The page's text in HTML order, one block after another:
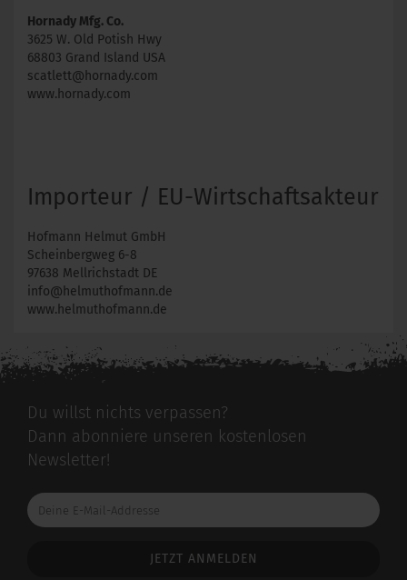
Hornady Mfg. Co.
3625 W. Old Potish Hwy
68803 Grand Island USA
scatlett@hornady.com
www.hornady.com
Importeur / EU-Wirtschaftsakteur
Hofmann Helmut GmbH
Scheinbergweg 6-8
97638 Mellrichstadt DE
info@helmuthofmann.de
www.helmuthofmann.de
Du willst nichts verpassen?
Dann abonniere unseren kostenlosen
Newsletter!
Deine
E-